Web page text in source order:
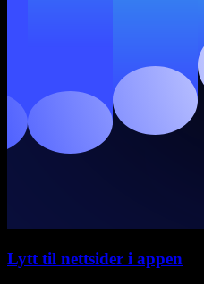
Lytt til nettsider i appen